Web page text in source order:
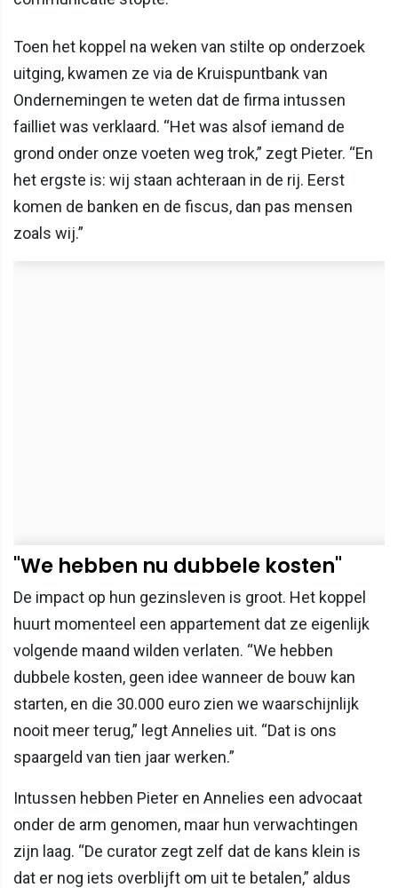
Toen het koppel na weken van stilte op onderzoek
uitging, kwamen ze via de Kruispuntbank van
Ondernemingen te weten dat de firma intussen
failliet was verklaard. “Het was alsof iemand de
grond onder onze voeten weg trok,” zegt Pieter. “En
het ergste is: wij staan achteraan in de rij. Eerst
komen de banken en de fiscus, dan pas mensen
zoals wij.”
"We hebben nu dubbele kosten"
De impact op hun gezinsleven is groot. Het koppel
huurt momenteel een appartement dat ze eigenlijk
volgende maand wilden verlaten. “We hebben
dubbele kosten, geen idee wanneer de bouw kan
starten, en die 30.000 euro zien we waarschijnlijk
nooit meer terug,” legt Annelies uit. “Dat is ons
spaargeld van tien jaar werken.”
Intussen hebben Pieter en Annelies een advocaat
onder de arm genomen, maar hun verwachtingen
zijn laag. “De curator zegt zelf dat de kans klein is
dat er nog iets overblijft om uit te betalen,” aldus